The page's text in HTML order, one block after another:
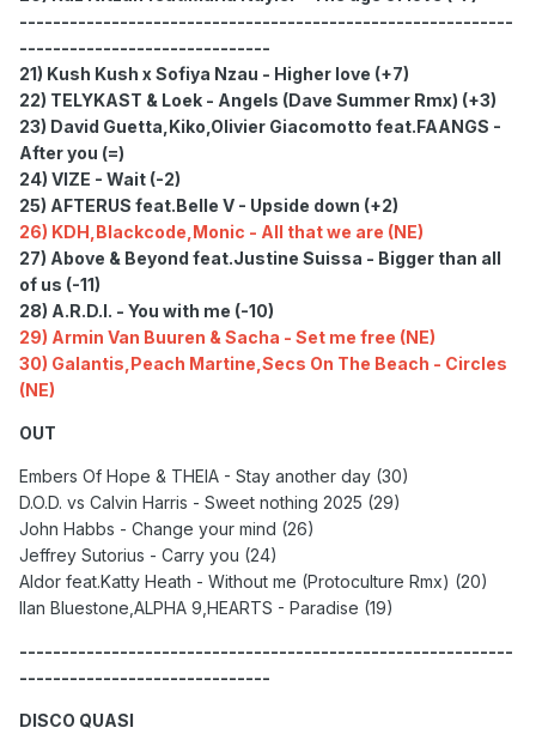
-----------------------------------------------------------
------------------------------
21) Kush Kush x Sofiya Nzau - Higher love (+7)
22) TELYKAST & Loek - Angels (Dave Summer Rmx) (+3)
23) David Guetta,Kiko,Olivier Giacomotto feat.FAANGS -
After you (=)
24) VIZE - Wait (-2)
25) AFTERUS feat.Belle V - Upside down (+2)
26) KDH,Blackcode,Monic - All that we are (NE)
27) Above & Beyond feat.Justine Suissa - Bigger than all
of us (-11)
28) A.R.D.I. - You with me (-10)
29) Armin Van Buuren & Sacha - Set me free (NE)
30) Galantis,Peach Martine,Secs On The Beach - Circles
(NE)
OUT
Embers Of Hope & THEIA - Stay another day (30)
D.O.D. vs Calvin Harris - Sweet nothing 2025 (29)
John Habbs - Change your mind (26)
Jeffrey Sutorius - Carry you (24)
Aldor feat.Katty Heath - Without me (Protoculture Rmx) (20)
Ilan Bluestone,ALPHA 9,HEARTS - Paradise (19)
-----------------------------------------------------------
------------------------------
DISCO QUASI